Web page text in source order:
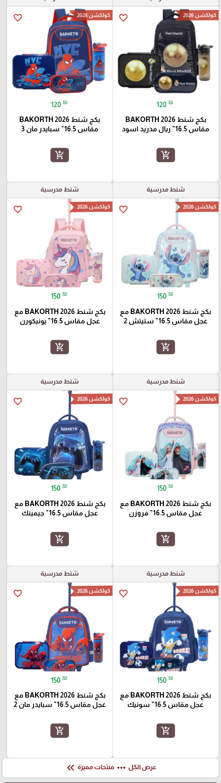
favorite_border كولكشن 2026
120 ₪
بكج شنط BAKORTH 2026
مقاس 16.5" ريال مدريد اسود
add_shopping_cart
favorite_border كولكشن 2026
120 ₪
بكج شنط BAKORTH 2026
مقاس 16.5" سبايدر مان 3
add_shopping_cart
شنط مدرسية
favorite_border كولكشن 2026
150 ₪
بكج شنط BAKORTH 2026 مع
عجل مقاس 16.5" ستيتش 2
add_shopping_cart
شنط مدرسية
favorite_border كولكشن 2026
150 ₪
بكج شنط BAKORTH 2026 مع
عجل مقاس 16.5" يونيكورن
add_shopping_cart
شنط مدرسية
favorite_border كولكشن 2026
150 ₪
بكج شنط BAKORTH 2026 مع
عجل مقاس 16.5" فروزن
add_shopping_cart
شنط مدرسية
favorite_border كولكشن 2026
150 ₪
بكج شنط BAKORTH 2026 مع
عجل مقاس 16.5" جيمينك
add_shopping_cart
شنط مدرسية
favorite_border كولكشن 2026
150 ₪
بكج شنط BAKORTH 2026 مع
عجل مقاس 16.5" سونيك
add_shopping_cart
شنط مدرسية
favorite_border كولكشن 2026
150 ₪
بكج شنط BAKORTH 2026 مع
عجل مقاس 16.5" سبايدر مان 2
add_shopping_cart
عرض الكل more_horiz منتجات مميزة keyboard_double_arrow_left